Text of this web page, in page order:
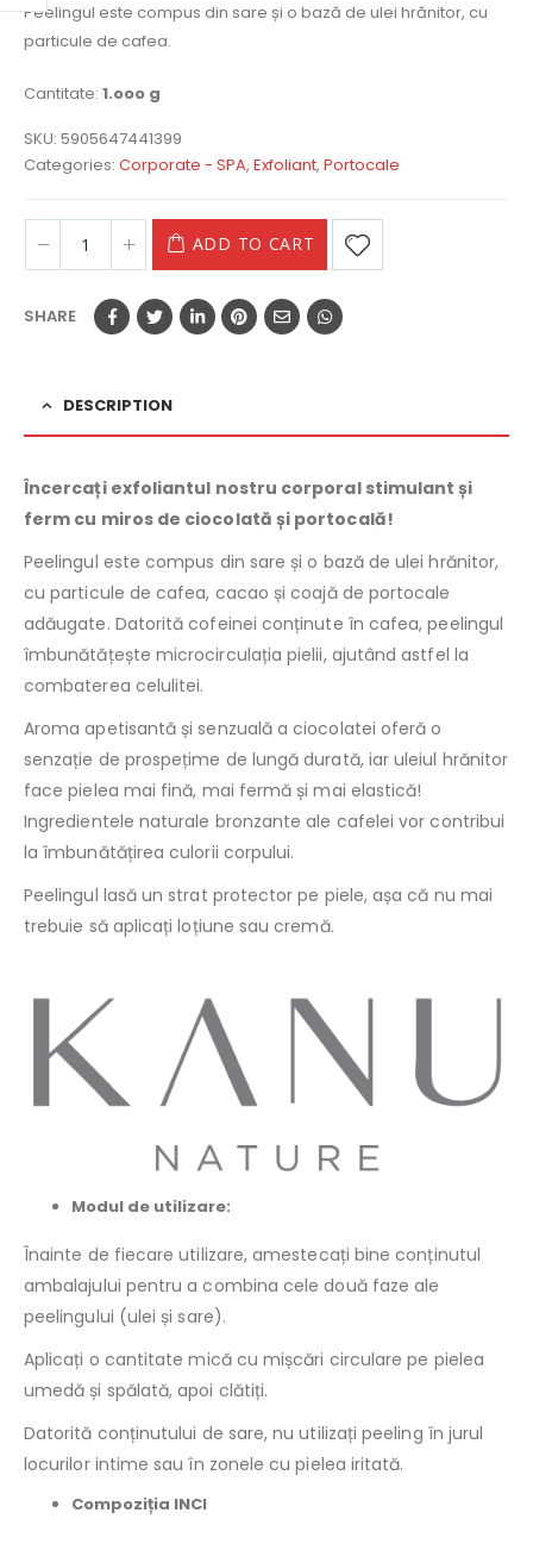
Peelingul este compus din sare și o bază de ulei hrănitor, cu
particule de cafea.
Cantitate: 1.ooo g
SKU: 5905647441399
Categories: Corporate - SPA, Exfoliant, Portocale
ADD TO CART
SHARE
DESCRIPTION
Încercați exfoliantul nostru corporal stimulant și
ferm cu miros de ciocolată și portocală!
Peelingul este compus din sare și o bază de ulei hrănitor,
cu particule de cafea, cacao și coajă de portocale
adăugate. Datorită cofeinei conținute în cafea, peelingul
îmbunătățește microcirculația pielii, ajutând astfel la
combaterea celulitei.
Aroma apetisantă și senzuală a ciocolatei oferă o
senzație de prospețime de lungă durată, iar uleiul hrănitor
face pielea mai fină, mai fermă și mai elastică!
Ingredientele naturale bronzante ale cafelei vor contribui
la îmbunătățirea culorii corpului.
Peelingul lasă un strat protector pe piele, așa că nu mai
trebuie să aplicați loțiune sau cremă.
Modul de utilizare:
Înainte de fiecare utilizare, amestecați bine conținutul
ambalajului pentru a combina cele două faze ale
peelingului (ulei și sare).
Aplicați o cantitate mică cu mișcări circulare pe pielea
umedă și spălată, apoi clătiți.
Datorită conținutului de sare, nu utilizați peeling în jurul
locurilor intime sau în zonele cu pielea iritată.
Compoziția INCI